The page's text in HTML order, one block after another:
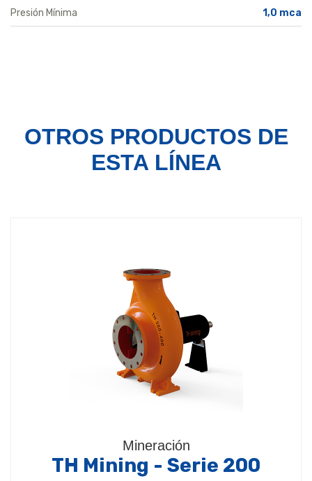
Presión Mínima 1,0 mca
OTROS PRODUCTOS DE
ESTA LÍNEA
Mineración
TH Mining - Serie 200